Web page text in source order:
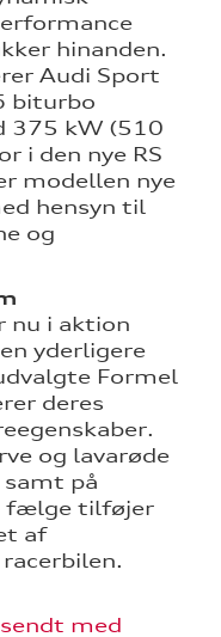
hinanden.
Audi Sport
biturbo
375 kW (510
i den nye RS
modellen nye
hensyn til
og
nu i aktion
yderligere
Formel
deres
og lavarøde
samt på
fælge tilføjer
af
med